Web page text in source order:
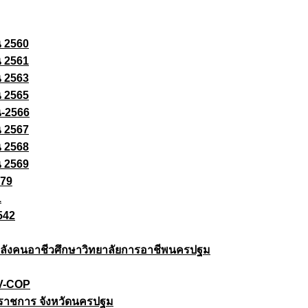
2560
2561
2563
2565
2566
2567
2568
2569
งคนอาชีวศึกษาวิทยาลัยการอาชีพนครปฐม
COP
าชการ จังหวัดนครปฐม